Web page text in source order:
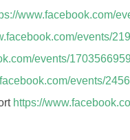
www.facebook.com/
events/
events/
events/
https://